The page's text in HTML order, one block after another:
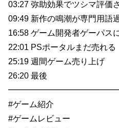
03:27 弥助効果でツシマ評価
09:49 新作の鳴潮が専門用語
16:58 ゲーム開発者ゲーパス
22:01 PSポータルまだ売れる
25:19 週間ゲーム売り上げ
26:20 最後
#ゲーム紹介
#ゲームレビュー